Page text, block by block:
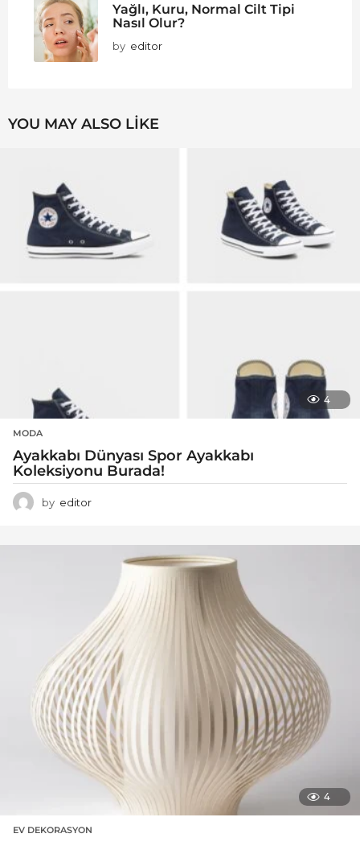
Yağlı, Kuru, Normal Cilt Tipi
Nasıl Olur?
by editor
YOU MAY ALSO LIKE
4
MODA
Ayakkabı Dünyası Spor Ayakkabı
Koleksiyonu Burada!
by editor
4
EV DEKORASYON